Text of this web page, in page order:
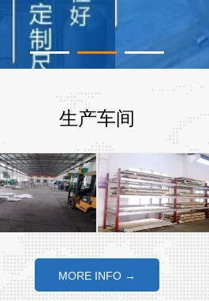
1
生产车间
MORE INFO →